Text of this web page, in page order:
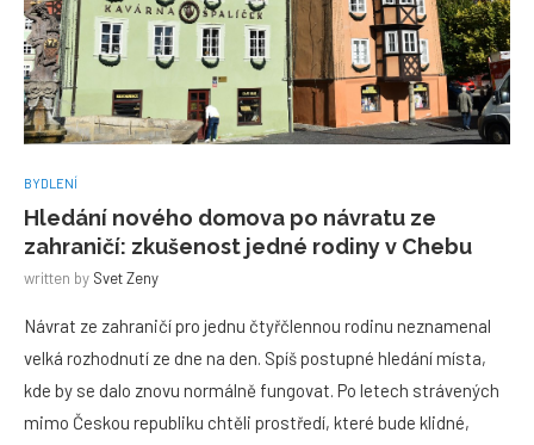
BYDLENÍ
Hledání nového domova po návratu ze
zahraničí: zkušenost jedné rodiny v Chebu
written by Svet Zeny
Návrat ze zahraničí pro jednu čtyřčlennou rodinu neznamenal
velká rozhodnutí ze dne na den. Spíš postupné hledání místa,
kde by se dalo znovu normálně fungovat. Po letech strávených
mimo Českou republiku chtěli prostředí, které bude klidné,